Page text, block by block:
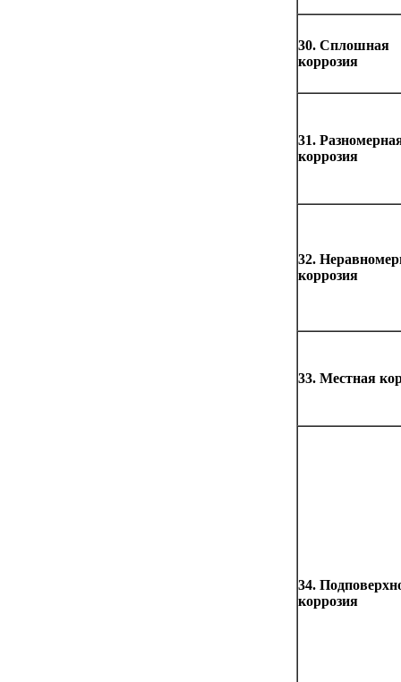
30. Сплошная
коррозия
31.
коррозия
32.
коррозия
33. Местная
34.
коррозия